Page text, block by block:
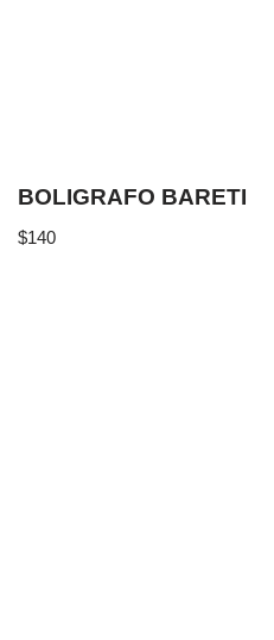
BOLIGRAFO BARETI
$140